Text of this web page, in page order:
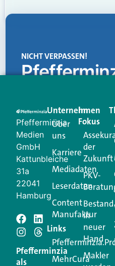
NICHT VERPASSEN!
Creator für Ihre
Ihren Vertriebsalltag
Login.
Jetzt anmelden
Schreiben Sie
Kommentar
Pfefferminzia
Medien
GmbH
Kattunbleiche
31a
22041
Hamburg
Pfefferminzia
als
Unternehmen
Über
uns
Karriere
Mediadaten
Leserdaten
Content
Manufaktur
Links
MehrCura
Im
Fokus
der
Zukunft
PKV-
Bestand
in
neuer
Hand
Makler